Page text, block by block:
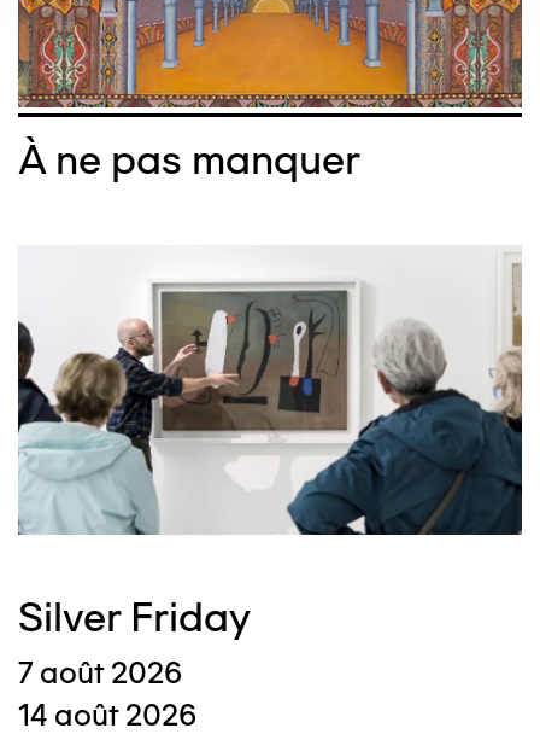
À ne pas manquer
Silver Friday
7 août 2026
14 août 2026